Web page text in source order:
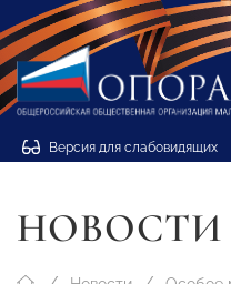
Версия для слабовидящих
НОВОСТИ